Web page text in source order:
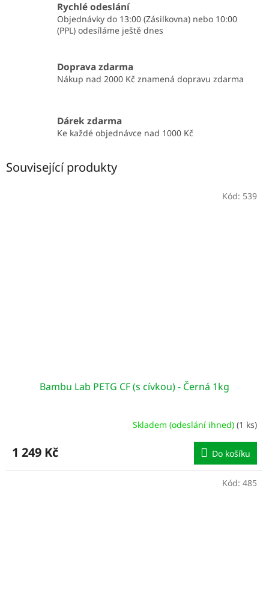
Rychlé odeslání
Objednávky do 13:00 (Zásilkovna) nebo 10:00
(PPL) odesíláme ještě dnes
Doprava zdarma
Nákup nad 2000 Kč znamená dopravu zdarma
Dárek zdarma
Ke každé objednávce nad 1000 Kč
Související produkty
Bambu Lab PETG CF (s cívkou) - Černá 1kg
Skladem (odeslání ihned) (1 ks)
1 249 Kč Do košíku
Kód: 539
Kód: 485